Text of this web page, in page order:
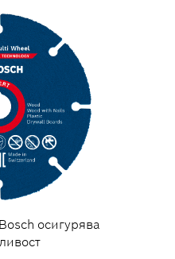
осигурява